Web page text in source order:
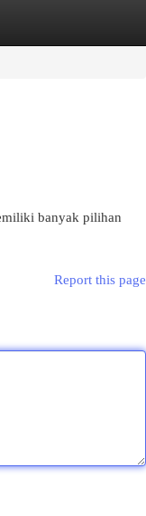
banyak pilihan
Report this page